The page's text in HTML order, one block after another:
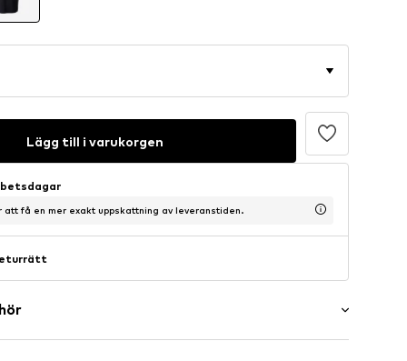
Lägg till i varukorgen
att få en mer exakt uppskattning av leveranstiden.